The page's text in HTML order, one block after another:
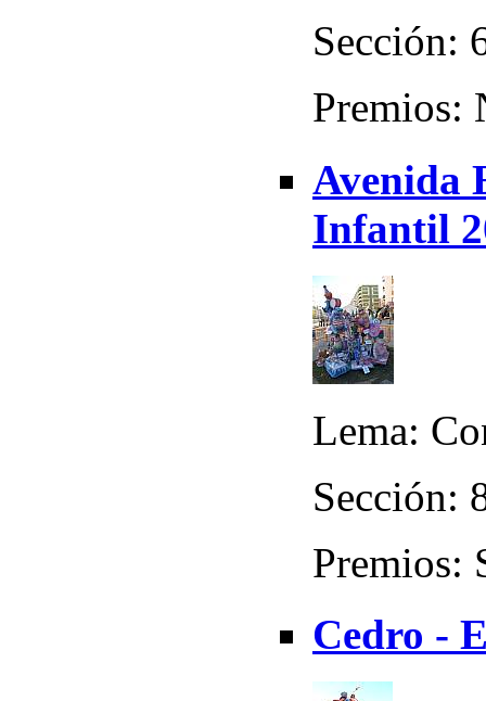
Sección:
Premios:
Avenida
Infantil
Lema:
Sección:
Premios:
Cedro -